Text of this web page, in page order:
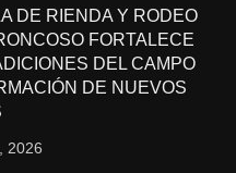
DE RIENDA Y RODEO
FORTALECE
DEL CAMPO
DE NUEVOS
2026